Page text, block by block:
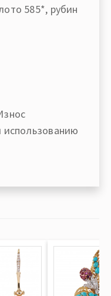
585*, рубин
использованию